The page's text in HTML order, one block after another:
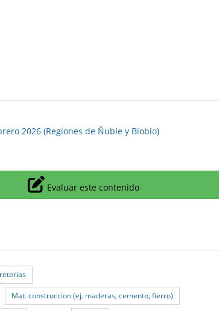
2026 (Regiones de Ñuble y Biobío)
Icono
Evaluar este contenido
Mat. construccion (ej. maderas, cemento, fierro)